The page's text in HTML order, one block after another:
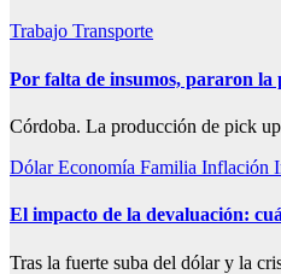
Trabajo Transporte
Por falta de insumos, pararon
Córdoba. La producción de pick
DólarEconomía Familia Inflación
El impacto de la devaluación:
Tras la fuerte suba del dólar y la